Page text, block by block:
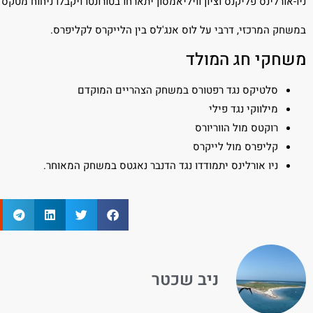
במשחק המרכזי, דרבי על לוס אנג'לס בין הלייקרס לקליפרס.
משחקי חג המולד
סלטיקס נגד רפטורס במשחק הצהריים המוקדם
מילווקי נגד פילי
רוקטס מול הווריורס
קליפרס מול לייקרס
ניו אורלינס יתמודדו נגד הדנבר נאגטס במשחק המאוחר.
ניב שכטר